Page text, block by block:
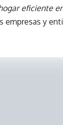
eficiente
empresas y